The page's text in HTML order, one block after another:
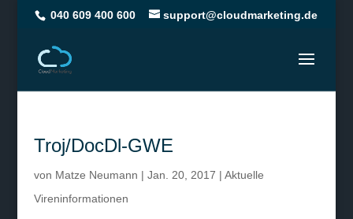
040 609 400 600 support@cloudmarketing.de
Troj/DocDl-GWE
von Matze Neumann | Jan. 20, 2017 | Aktuelle
Vireninformationen